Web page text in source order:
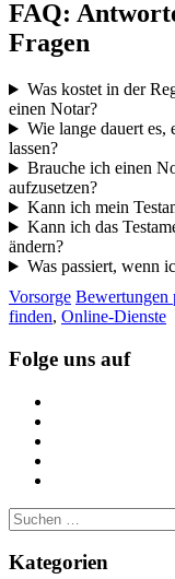
FAQ:
Fragen
Was kostet in der
einen Notar?
Wie lange dauert es,
lassen?
Brauche ich einen
aufzusetzen?
Kann ich mein
Kann ich das
ändern?
Was passiert, wenn
Vorsorge Bewertungen
finden, Online-Dienste
Folge uns auf
Suche
nach:
Kategorien